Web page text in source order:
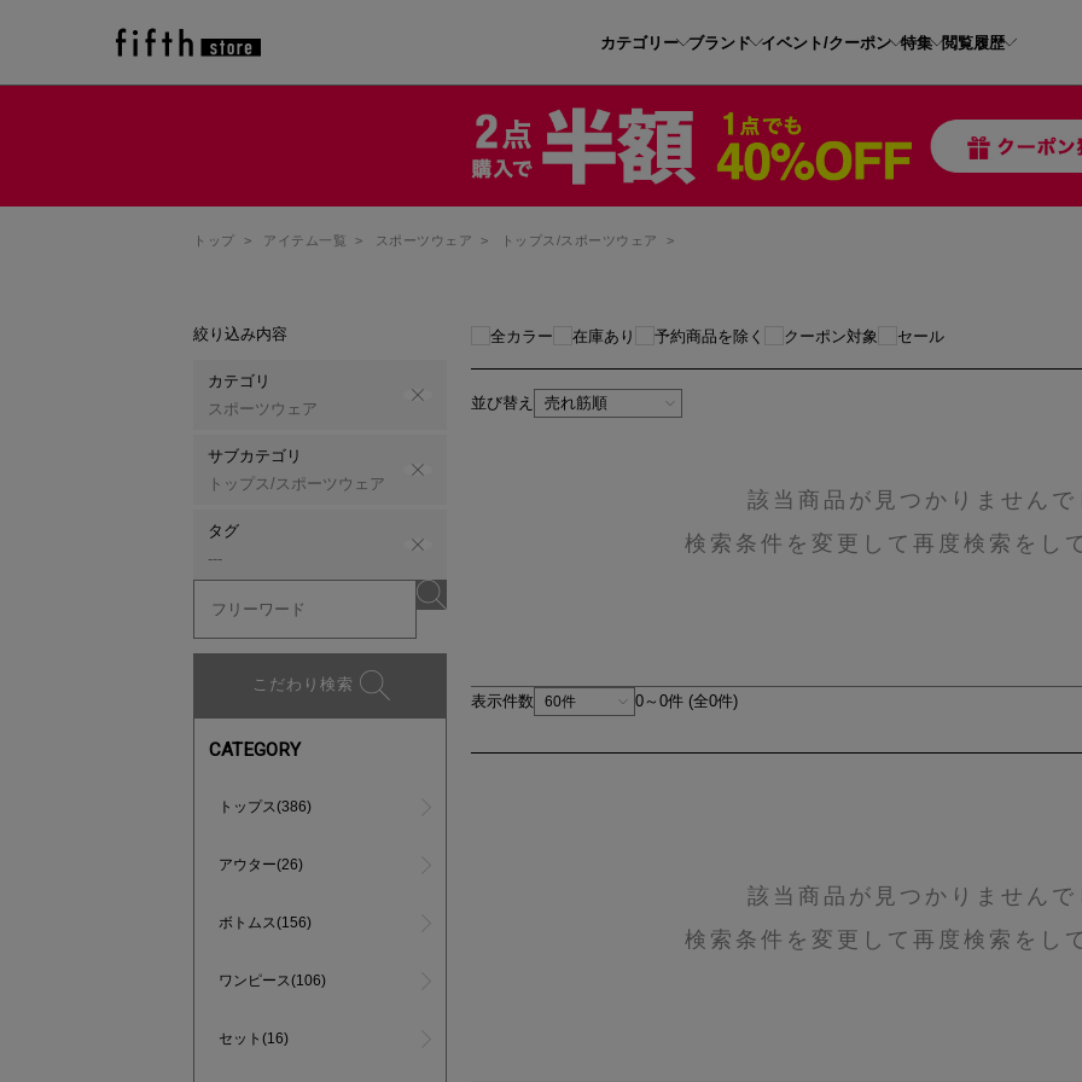
カテゴリー ブランド イベント/クーポン 特集 閲覧履歴
トップ > アイテム一覧 > スポーツウェア > トップス/スポーツウェア >
絞り込み内容
カテゴリ
スポーツウェア
サブカテゴリ
トップス/スポーツウェア
タグ
---
こだわり検索
CATEGORY
トップス(386)
アウター(26)
ボトムス(156)
ワンピース(106)
セット(16)
全カラー 在庫あり 予約商品を除く クーポン対象 セール
並び替え
該当商品が見つかりませんで
検索条件を変更して再度検索をし
表示件数 0～0件 (全0件)
該当商品が見つかりませんで
検索条件を変更して再度検索をし